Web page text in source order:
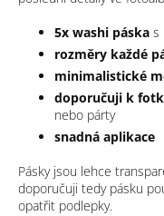
5x washi páska s
rozměry každé
minimalistické
doporučuji k
nebo párty
snadná aplikace
Pásky jsou lehce
doporučuji tedy pásku
opatřit podlepky.